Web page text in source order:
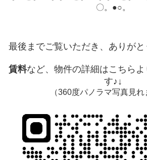
〇。●○。
最後までご覧いただき、ありがと
賃料など、物件の詳細はこちら
す♪↓
（360度パノラマ写真見れ